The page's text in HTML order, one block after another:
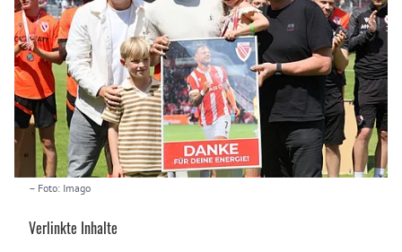
– Foto: Imago
Verlinkte Inhalte